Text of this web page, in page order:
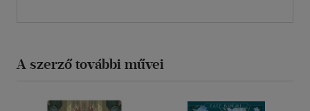
A szerző további művei